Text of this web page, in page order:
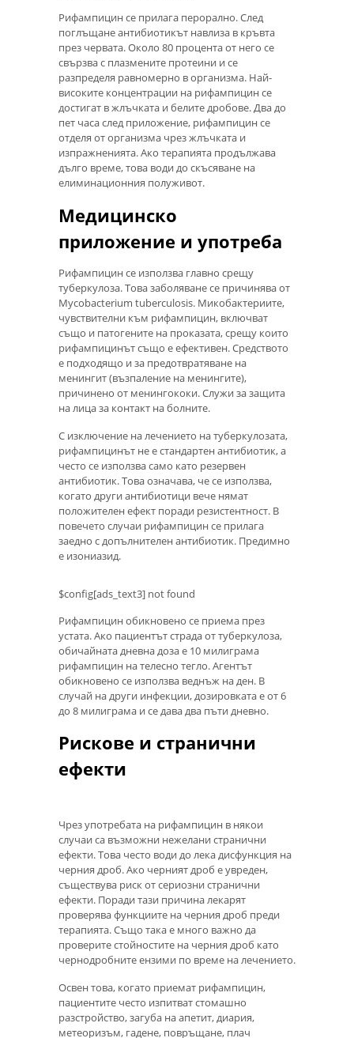
Рифампицин се прилага перорално. След
поглъщане антибиотикът навлиза в кръвта
през червата. Около 80 процента от него се
свързва с плазмените протеини и се
разпределя равномерно в организма. Най-
високите концентрации на рифампицин се
достигат в жлъчката и белите дробове. Два до
пет часа след приложение, рифампицин се
отделя от организма чрез жлъчката и
изпражненията. Ако терапията продължава
дълго време, това води до скъсяване на
елиминационния полуживот.
Медицинско
приложение и употреба
Рифампицин се използва главно срещу
туберкулоза. Това заболяване се причинява от
Mycobacterium tuberculosis. Микобактериите,
чувствителни към рифампицин, включват
също и патогените на проказата, срещу които
рифампицинът също е ефективен. Средството
е подходящо и за предотвратяване на
менингит (възпаление на менингите),
причинено от менингококи. Служи за защита
на лица за контакт на болните.
С изключение на лечението на туберкулозата,
рифампицинът не е стандартен антибиотик, а
често се използва само като резервен
антибиотик. Това означава, че се използва,
когато други антибиотици вече нямат
положителен ефект поради резистентност. В
повечето случаи рифампицин се прилага
заедно с допълнителен антибиотик. Предимно
е изониазид.
$config[ads_text3] not found
Рифампицин обикновено се приема през
устата. Ако пациентът страда от туберкулоза,
обичайната дневна доза е 10 милиграма
рифампицин на телесно тегло. Агентът
обикновено се използва веднъж на ден. В
случай на други инфекции, дозировката е от 6
до 8 милиграма и се дава два пъти дневно.
Рискове и странични
ефекти
Чрез употребата на рифампицин в някои
случаи са възможни нежелани странични
ефекти. Това често води до лека дисфункция на
черния дроб. Ако черният дроб е увреден,
съществува риск от сериозни странични
ефекти. Поради тази причина лекарят
проверява функциите на черния дроб преди
терапията. Също така е много важно да
проверите стойностите на черния дроб като
чернодробните ензими по време на лечението.
Освен това, когато приемат рифампицин,
пациентите често изпитват стомашно
разстройство, загуба на апетит, диария,
метеоризъм, гадене, повръщане, плач